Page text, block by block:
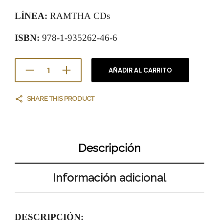
LÍNEA: RAMTHA CDs
ISBN: 978-1-935262-46-6
AÑADIR AL CARRITO
SHARE THIS PRODUCT
Descripción
Información adicional
DESCRIPCIÓN: